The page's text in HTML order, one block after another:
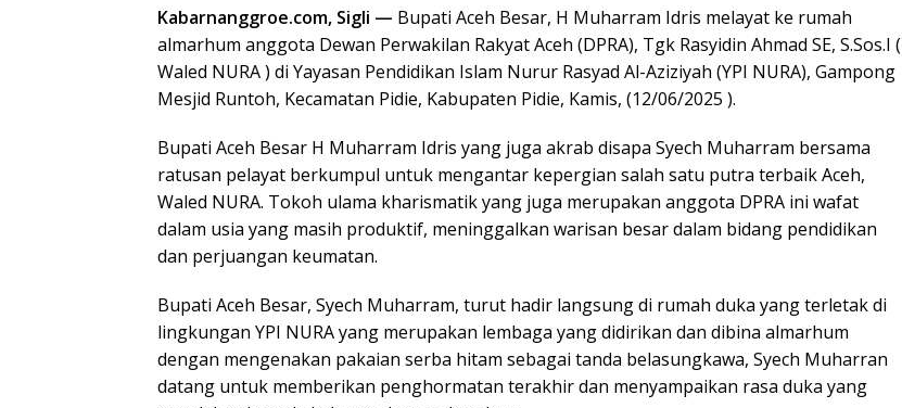
Kabarnanggroe.com, Sigli — Bupati Aceh Besar, H Muharram Idris melayat ke rumah
almarhum anggota Dewan Perwakilan Rakyat Aceh (DPRA), Tgk Rasyidin Ahmad SE, S.Sos.I (
Waled NURA ) di Yayasan Pendidikan Islam Nurur Rasyad Al-Aziziyah (YPI NURA), Gampong
Mesjid Runtoh, Kecamatan Pidie, Kabupaten Pidie, Kamis, (12/06/2025 ).
Bupati Aceh Besar H Muharram Idris yang juga akrab disapa Syech Muharram bersama
ratusan pelayat berkumpul untuk mengantar kepergian salah satu putra terbaik Aceh,
Waled NURA. Tokoh ulama kharismatik yang juga merupakan anggota DPRA ini wafat
dalam usia yang masih produktif, meninggalkan warisan besar dalam bidang pendidikan
dan perjuangan keumatan.
Bupati Aceh Besar, Syech Muharram, turut hadir langsung di rumah duka yang terletak di
lingkungan YPI NURA yang merupakan lembaga yang didirikan dan dibina almarhum
dengan mengenakan pakaian serba hitam sebagai tanda belasungkawa, Syech Muharran
datang untuk memberikan penghormatan terakhir dan menyampaikan rasa duka yang